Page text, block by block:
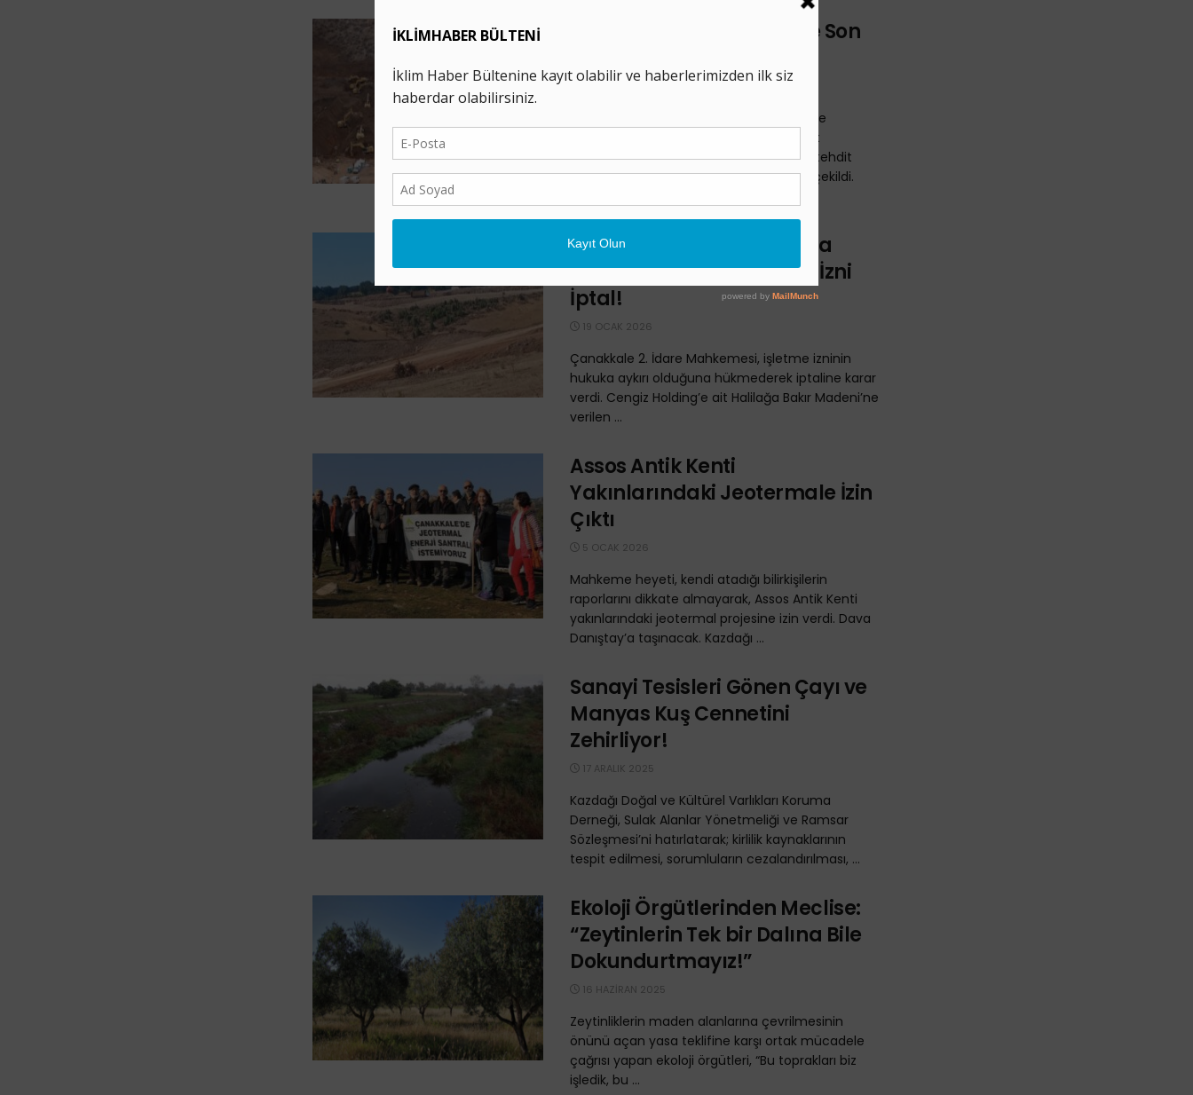
İliç İlk Değil, Böyle Giderse Son
İliç’deki maden katliamının yıldönümünde
Edremit’te düzenlenen panelde, mevcut
madencilik politikalarının tüm Türkiye’yi tehdit
ettiği belirtilirken, olası sonuçlara dikkat çekildi.
Cengiz Holding’in Halilağa
Bakır Madeni’nin İşletme İzni
İptal!
19 OCAK 2026
Çanakkale 2. İdare Mahkemesi, işletme izninin
hukuka aykırı olduğuna hükmederek iptaline karar
verdi. Cengiz Holding’e ait Halilağa Bakır Madeni’ne
verilen ...
Assos Antik Kenti
Yakınlarındaki Jeotermale İzin
Çıktı
5 OCAK 2026
Mahkeme heyeti, kendi atadığı bilirkişilerin
raporlarını dikkate almayarak, Assos Antik Kenti
yakınlarındaki jeotermal projesine izin verdi. Dava
Danıştay’a taşınacak. Kazdağı ...
Sanayi Tesisleri Gönen Çayı ve
Manyas Kuş Cennetini
Zehirliyor!
17 ARALIK 2025
Kazdağı Doğal ve Kültürel Varlıkları Koruma
Derneği, Sulak Alanlar Yönetmeliği ve Ramsar
Sözleşmesi’ni hatırlatarak; kirlilik kaynaklarının
tespit edilmesi, sorumluların cezalandırılması, ...
Ekoloji Örgütlerinden Meclise:
“Zeytinlerin Tek bir Dalına Bile
Dokundurtmayız!”
16 HAZIRAN 2025
Zeytinliklerin maden alanlarına çevrilmesinin
önünü açan yasa teklifine karşı ortak mücadele
çağrısı yapan ekoloji örgütleri, “Bu toprakları biz
işledik, bu ...